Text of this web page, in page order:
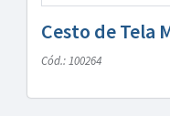
Cesto de Tela
Cód.: 100264